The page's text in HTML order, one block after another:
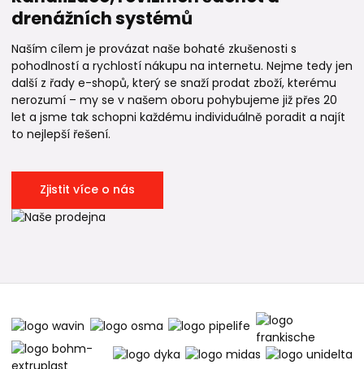
drenážních systémů
Naším cílem je provázat naše bohaté zkušenosti s
pohodlností a rychlostí nákupu na internetu. Nejme tedy jen
další z řady e-shopů, který se snaží prodat zboží, kterému
nerozumí – my se v našem oboru pohybujeme již přes 20
let a jsme tak schopni každému individuálně poradit a najít
to nejlepší řešení.
Zjistit více o nás